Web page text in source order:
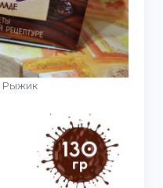
Рыжик